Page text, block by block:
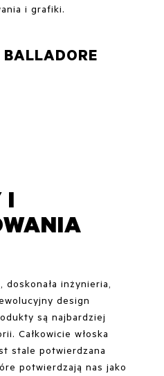
i grafiki.
I
inżynieria,
design
są najbardziej
Całkowicie włoska
stale potwierdzana
potwierdzają nas jako